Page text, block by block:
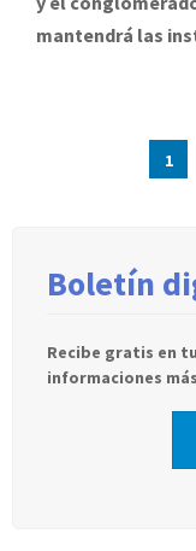
mantendrá las
Paginación
1
Boletín
Recibe gratis en
informaciones